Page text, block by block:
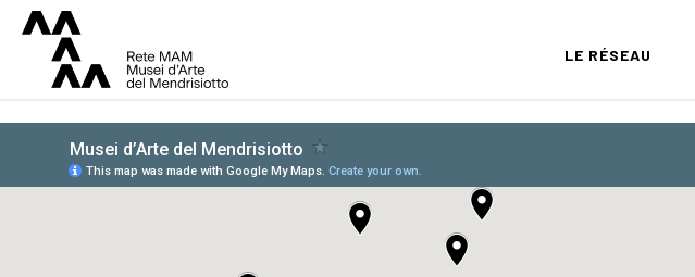
LE RÉSEAU